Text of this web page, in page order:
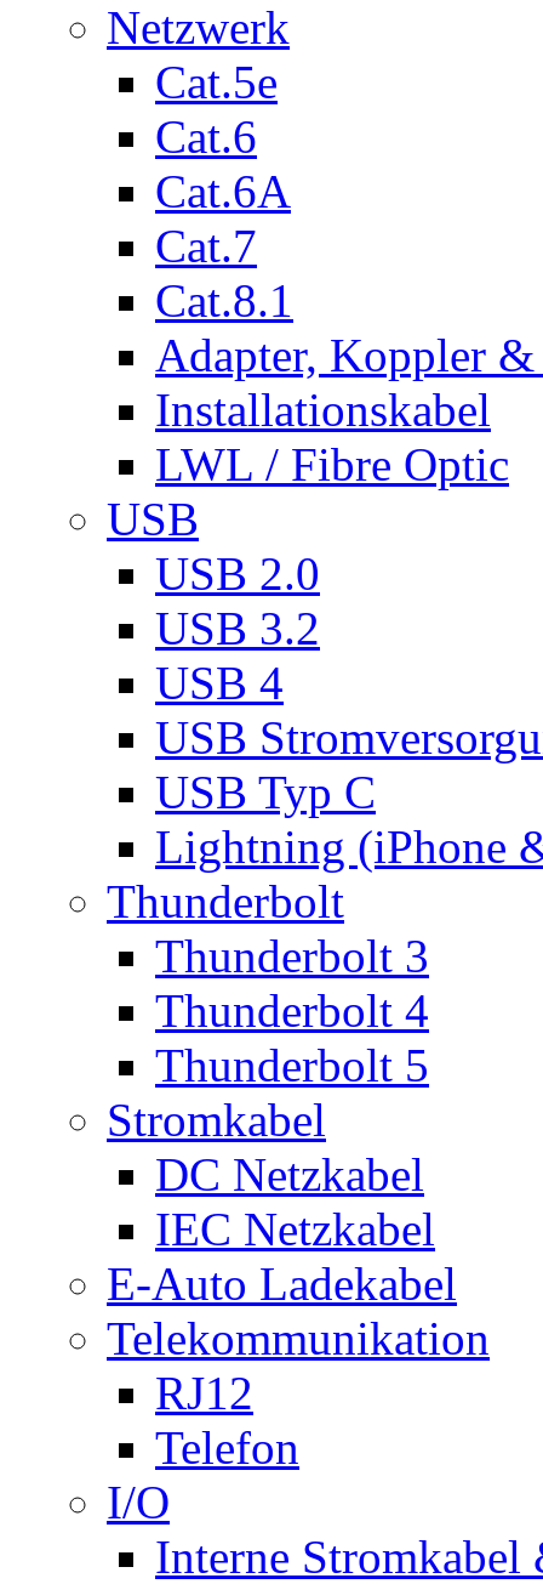
Netzwerk
Cat.5e
Cat.6
Cat.6A
Cat.7
Cat.8.1
Adapter, Koppler &
Installationskabel
LWL / Fibre Optic
USB
USB 2.0
USB 3.2
USB 4
USB
USB Typ C
Lightning (iPhone
Thunderbolt
Thunderbolt 3
Thunderbolt 4
Thunderbolt 5
Stromkabel
DC Netzkabel
IEC Netzkabel
E-Auto Ladekabel
Telekommunikation
RJ12
Telefon
I/O
Interne Stromkabel